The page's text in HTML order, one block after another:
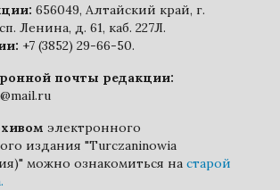
656049, Алтайский край, г.
Ленина, д. 61, каб. 227Л.
+7 (3852) 29-66-50.
почты редакции:
электронного
издания "Turczaninowia
можно ознакомиться на старой